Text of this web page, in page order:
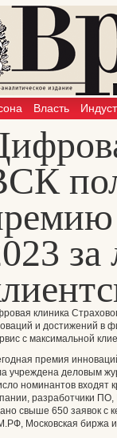
Власть
клиника
и достижений в
с максимальной
премия
учреждена деловым
номинантов входят
разработчики ПО,
свыше 650 заявок с
Московская биржа и